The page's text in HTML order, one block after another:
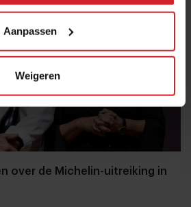
Aanpassen
Weigeren
over de Michelin-uitreiking in